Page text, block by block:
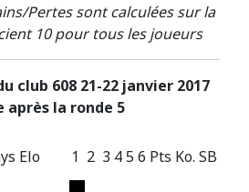
Pertes sont calculées sur la
10 pour tous les joueurs
club 608 21-22 janvier 2017
après la ronde 5
Elo 1 2 3 45 6 Pts Ko. SB